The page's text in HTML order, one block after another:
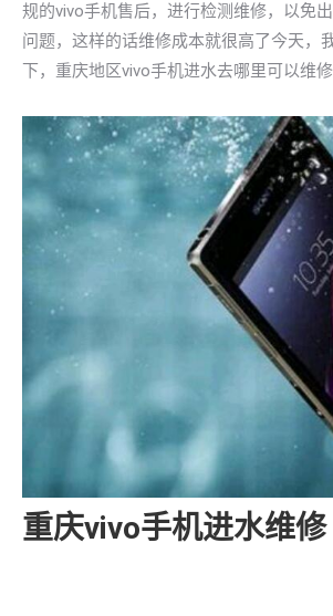
规的vivo手机售后，进行检测维修，以免
问题，这样的话维修成本就很高了今天，
下，重庆地区vivo手机进水去哪里可以维修
重庆vivo手机进水维修